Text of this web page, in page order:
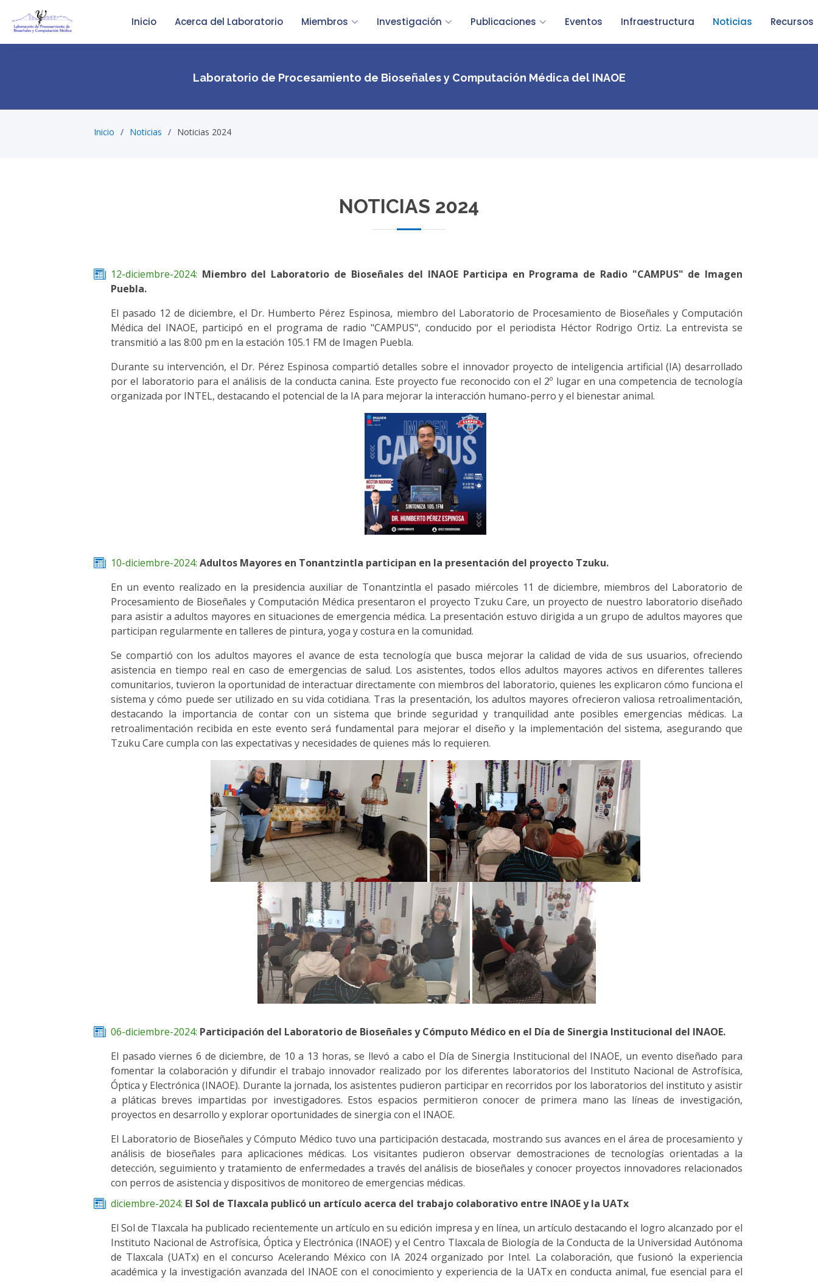
Inicio Acerca del Laboratorio Miembros Investigación Publicaciones Eventos Infraestructura Noticias Recursos
Laboratorio de Procesamiento de Bioseñales y Computación Médica del INAOE
Inicio Noticias Noticias 2024
NOTICIAS 2024
12-diciembre-2024: Miembro del Laboratorio de Bioseñales del INAOE Participa en Programa de Radio "CAMPUS" de Imagen
Puebla.
El pasado 12 de diciembre, el Dr. Humberto Pérez Espinosa, miembro del Laboratorio de Procesamiento de Bioseñales y Computación
Médica del INAOE, participó en el programa de radio "CAMPUS", conducido por el periodista Héctor Rodrigo Ortiz. La entrevista se
transmitió a las 8:00 pm en la estación 105.1 FM de Imagen Puebla.
Durante su intervención, el Dr. Pérez Espinosa compartió detalles sobre el innovador proyecto de inteligencia artificial (IA) desarrollado
por el laboratorio para el análisis de la conducta canina. Este proyecto fue reconocido con el 2º lugar en una competencia de tecnología
organizada por INTEL, destacando el potencial de la IA para mejorar la interacción humano-perro y el bienestar animal.
10-diciembre-2024: Adultos Mayores en Tonantzintla participan en la presentación del proyecto Tzuku.
En un evento realizado en la presidencia auxiliar de Tonantzintla el pasado miércoles 11 de diciembre, miembros del Laboratorio de
Procesamiento de Bioseñales y Computación Médica presentaron el proyecto Tzuku Care, un proyecto de nuestro laboratorio diseñado
para asistir a adultos mayores en situaciones de emergencia médica. La presentación estuvo dirigida a un grupo de adultos mayores que
participan regularmente en talleres de pintura, yoga y costura en la comunidad.
Se compartió con los adultos mayores el avance de esta tecnología que busca mejorar la calidad de vida de sus usuarios, ofreciendo
asistencia en tiempo real en caso de emergencias de salud. Los asistentes, todos ellos adultos mayores activos en diferentes talleres
comunitarios, tuvieron la oportunidad de interactuar directamente con miembros del laboratorio, quienes les explicaron cómo funciona el
sistema y cómo puede ser utilizado en su vida cotidiana. Tras la presentación, los adultos mayores ofrecieron valiosa retroalimentación,
destacando la importancia de contar con un sistema que brinde seguridad y tranquilidad ante posibles emergencias médicas. La
retroalimentación recibida en este evento será fundamental para mejorar el diseño y la implementación del sistema, asegurando que
Tzuku Care cumpla con las expectativas y necesidades de quienes más lo requieren.
06-diciembre-2024: Participación del Laboratorio de Bioseñales y Cómputo Médico en el Día de Sinergia Institucional del INAOE.
El pasado viernes 6 de diciembre, de 10 a 13 horas, se llevó a cabo el Día de Sinergia Institucional del INAOE, un evento diseñado para
fomentar la colaboración y difundir el trabajo innovador realizado por los diferentes laboratorios del Instituto Nacional de Astrofísica,
Óptica y Electrónica (INAOE). Durante la jornada, los asistentes pudieron participar en recorridos por los laboratorios del instituto y asistir
a pláticas breves impartidas por investigadores. Estos espacios permitieron conocer de primera mano las líneas de investigación,
proyectos en desarrollo y explorar oportunidades de sinergia con el INAOE.
El Laboratorio de Bioseñales y Cómputo Médico tuvo una participación destacada, mostrando sus avances en el área de procesamiento y
análisis de bioseñales para aplicaciones médicas. Los visitantes pudieron observar demostraciones de tecnologías orientadas a la
detección, seguimiento y tratamiento de enfermedades a través del análisis de bioseñales y conocer proyectos innovadores relacionados
con perros de asistencia y dispositivos de monitoreo de emergencias médicas.
diciembre-2024: El Sol de Tlaxcala publicó un artículo acerca del trabajo colaborativo entre INAOE y la UATx
El Sol de Tlaxcala ha publicado recientemente un artículo en su edición impresa y en línea, un artículo destacando el logro alcanzado por el
Instituto Nacional de Astrofísica, Óptica y Electrónica (INAOE) y el Centro Tlaxcala de Biología de la Conducta de la Universidad Autónoma
de Tlaxcala (UATx) en el concurso Acelerando México con IA 2024 organizado por Intel. La colaboración, que fusionó la experiencia
académica y la investigación avanzada del INAOE con el conocimiento y experiencia de la UATx en conducta animal, fue esencial para el